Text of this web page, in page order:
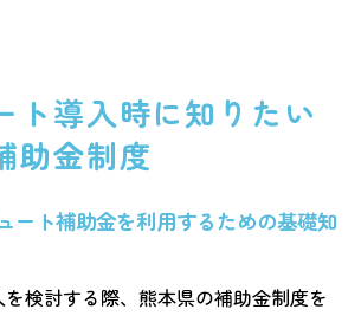
の記載ミスがエコキュート補助金
影響
ュート補助金の抽選制とその対策方
ト導入時に知りたい
助金制度
ート補助金を利用するための基礎知
検討する際、熊本県の補助金制度を